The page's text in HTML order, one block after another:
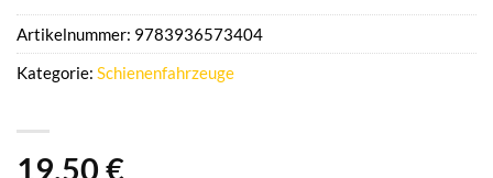
19,50 €
Artikelnummer: 9783936573404
Kategorie: Schienenfahrzeuge